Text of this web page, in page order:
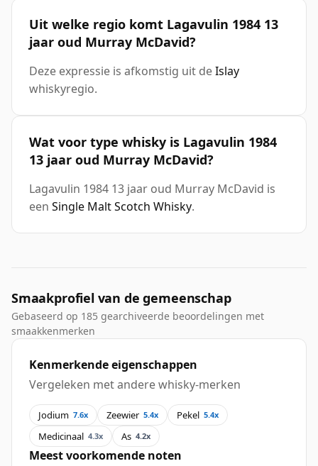
Uit welke regio komt Lagavulin 1984 13
jaar oud Murray McDavid?
Deze expressie is afkomstig uit deIslay
whiskyregio.
Wat voor type whisky is Lagavulin 1984
13 jaar oud Murray McDavid?
Lagavulin 1984 13 jaar oud Murray McDavid is
een Single Malt Scotch Whisky.
Smaakprofiel van de gemeenschap
Gebaseerd op 185 gearchiveerde beoordelingen met
smaakkenmerken
Kenmerkende eigenschappen
Vergeleken met andere whisky-merken
Jodium 7.6x Zeewier 5.4x Pekel 5.4x
Medicinaal 4.3x As 4.2x
Meest voorkomende noten